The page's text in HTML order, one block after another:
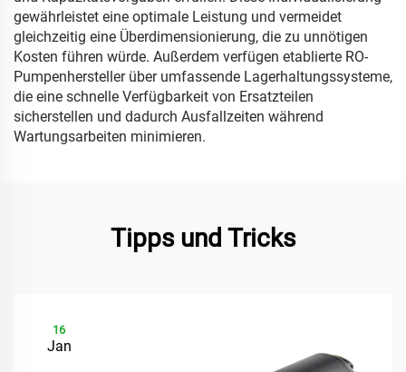
gewährleistet eine optimale Leistung und vermeidet
gleichzeitig eine Überdimensionierung, die zu unnötigen
Kosten führen würde. Außerdem verfügen etablierte RO-
Pumpenhersteller über umfassende Lagerhaltungssysteme,
die eine schnelle Verfügbarkeit von Ersatzteilen
sicherstellen und dadurch Ausfallzeiten während
Wartungsarbeiten minimieren.
Tipps und Tricks
16
Jan